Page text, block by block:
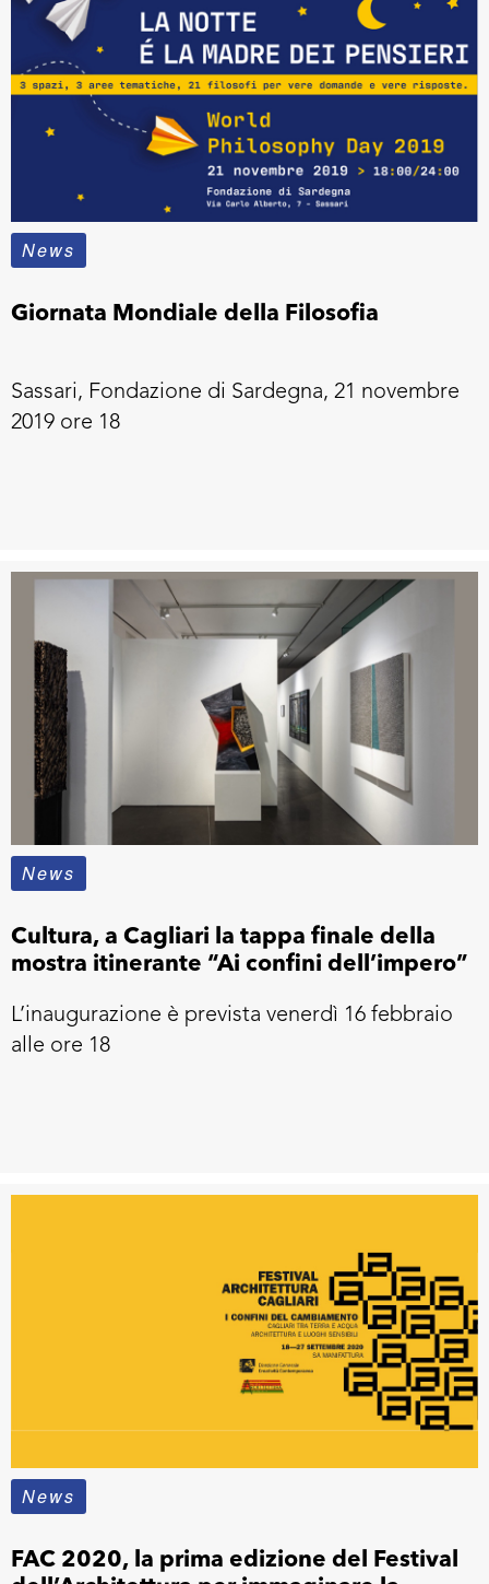
News
Giornata Mondiale della Filosofia
Sassari, Fondazione di Sardegna, 21 novembre
2019 ore 18
News
Cultura, a Cagliari la tappa finale della
mostra itinerante “Ai confini dell’impero”
L’inaugurazione è prevista venerdì 16 febbraio
alle ore 18
News
FAC 2020, la prima edizione del Festival